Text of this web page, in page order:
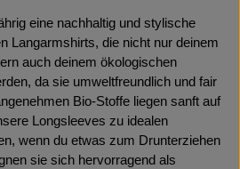
eine nachhaltig und stylische
Langarmshirts, die nicht nur deinem
auch deinem ökologischen
da sie umweltfreundlich und fair
Bio-Stoffe liegen sanft auf
Longsleeves zu idealen
wenn du etwas zum Drunterziehen
sie sich hervorragend als